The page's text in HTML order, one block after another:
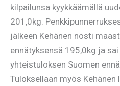
kilpailunsa kyykkäämällä
201,0kg.
jälkeen Kehänen nosti
ennätyksensä 195,0kg ja
yhteistuloksen Suomen
Tuloksellaan myös Kehänen